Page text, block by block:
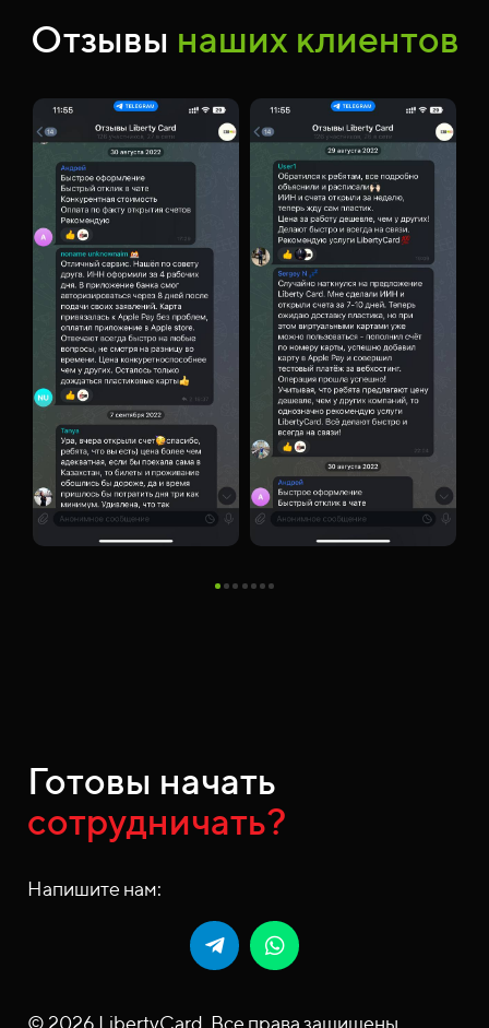
Отзывы наших клиентов
Готовы начать
сотрудничать?
Напишите нам: